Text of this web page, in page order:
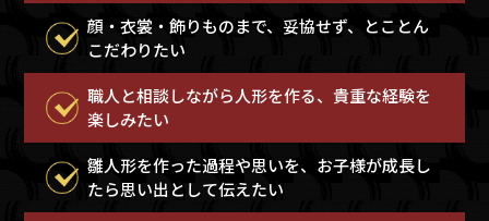
顔・衣裳・飾りものまで、妥協せず、とことん
こだわりたい
職人と相談しながら人形を作る、貴重な経験を
楽しみたい
雛人形を作った過程や思いを、お子様が成長し
たら思い出として伝えたい